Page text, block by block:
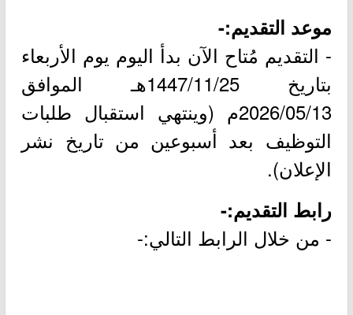
موعد التقديم:-
- التقديم مُتاح الآن بدأ اليوم يوم الأربعاء
بتاريخ 1447/11/25هـ الموافق
2026/05/13م (وينتهي استقبال طلبات
التوظيف بعد أسبوعين من تاريخ نشر
الإعلان).
رابط التقديم:-
- من خلال الرابط التالي:-